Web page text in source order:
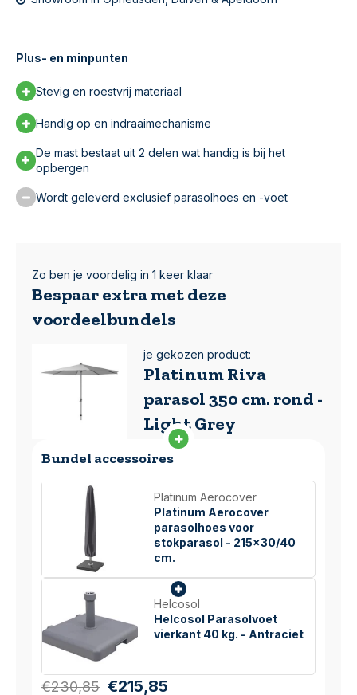
Plus- en minpunten
Stevig en roestvrij materiaal
Handig op en indraaimechanisme
De mast bestaat uit 2 delen wat handig is bij het
opbergen
Wordt geleverd exclusief parasolhoes en -voet
Zo ben je voordelig in 1 keer klaar
Bespaar extra met deze
voordeelbundels
je gekozen product:
Platinum Riva
parasol 350 cm. rond -
Light Grey
Bundel accessoires
Platinum Aerocover
Platinum Aerocover
parasolhoes voor
stokparasol - 215x30/40
cm.
Helcosol
Helcosol Parasolvoet
vierkant 40 kg. - Antraciet
€230,85 €215,85